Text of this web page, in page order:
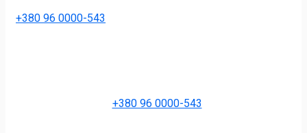
+380 96 0000-543
+380 96 0000-543